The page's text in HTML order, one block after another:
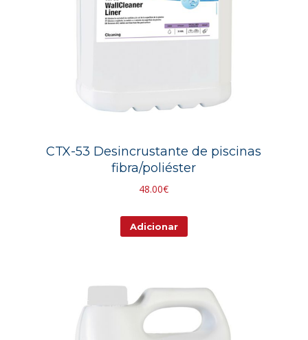
CTX-53 Desincrustante de piscinas
fibra/poliéster
48.00€
Adicionar